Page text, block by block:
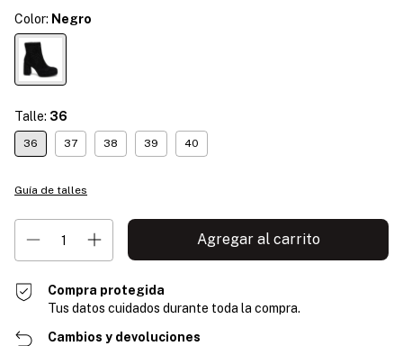
Color: Negro
Talle: 36
36 37 38 39 40
Guía de talles
Compra protegida
Tus datos cuidados durante toda la compra.
Cambios y devoluciones